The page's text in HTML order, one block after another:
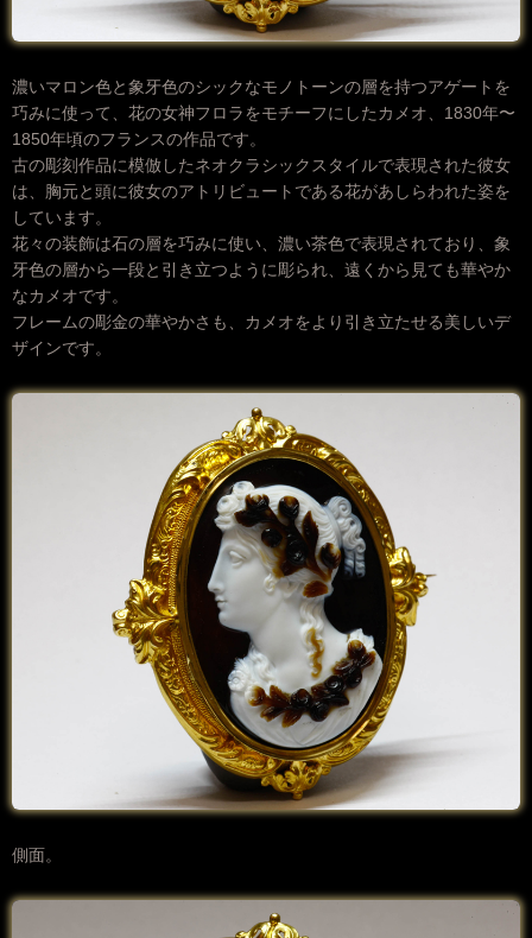
濃いマロン色と象牙色のシックなモノトーンの層を持つアゲートを
巧みに使って、花の女神フロラをモチーフにしたカメオ、1830年〜
1850年頃のフランスの作品です。
古の彫刻作品に模倣したネオクラシックスタイルで表現された彼女
は、胸元と頭に彼女のアトリビュートである花があしらわれた姿を
しています。
花々の装飾は石の層を巧みに使い、濃い茶色で表現されており、象
牙色の層から一段と引き立つように彫られ、遠くから見ても華やか
なカメオです。
フレームの彫金の華やかさも、カメオをより引き立たせる美しいデ
ザインです。
側面。